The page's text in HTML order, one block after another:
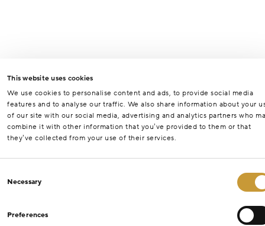
This website uses cookies
We use cookies to personalise content and ads, to provide social media
features and to analyse our traffic. We also share information about your
of our site with our social media, advertising and analytics partners who
combine it with other information that you’ve provided to them or that
they’ve collected from your use of their services.
Selection
Necessary
Preferences